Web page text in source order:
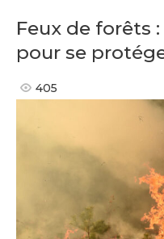
Feux de forêts
pour se
405